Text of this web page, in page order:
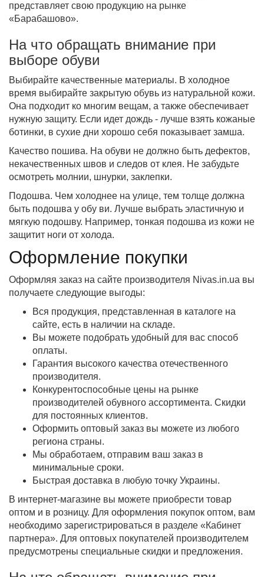
представляет свою продукцию на рынке
«Барабашово».
На что обращать внимание при
выборе обуви
Выбирайте качественные материалы. В холодное
время выбирайте закрытую обувь из натуральной кожи.
Она подходит ко многим вещам, а также обеспечивает
нужную защиту. Если идет дождь - лучше взять кожаные
ботинки, в сухие дни хорошо себя показывает замша.
Качество пошива. На обуви не должно быть дефектов,
некачественных швов и следов от клея. Не забудьте
осмотреть молнии, шнурки, заклепки.
Подошва. Чем холоднее на улице, тем толще должна
быть подошва у обу ви. Лучше выбрать эластичную и
мягкую подошву. Например, тонкая подошва из кожи не
защитит ноги от холода.
Оформление покупки
Оформляя заказ на сайте производителя Nivas.in.ua вы
получаете следующие выгоды:
Вся продукция, представленная в каталоге на
сайте, есть в наличии на складе.
Вы можете подобрать удобный для вас способ
оплаты.
Гарантия высокого качества отечественного
производителя.
Конкурентоспособные цены на рынке
производителей обувного ассортимента. Скидки
для постоянных клиентов.
Оформить оптовый заказ вы можете из любого
региона страны.
Мы обработаем, отправим ваш заказ в
минимальные сроки.
Быстрая доставка в любую точку Украины.
В интернет-магазине вы можете приобрести товар
оптом и в розницу. Для оформления покупок оптом, вам
необходимо зарегистрироваться в разделе «Кабинет
партнера». Для оптовых покупателей производителем
предусмотрены специальные скидки и предложения.